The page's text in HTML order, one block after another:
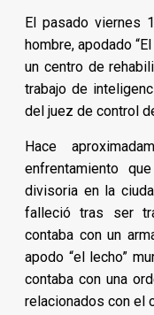
El pasado viernes
hombre, apodado
un centro de
trabajo de
del juez de control
Hace
enfrentamiento
divisoria en la
falleció tras ser
contaba con un
apodo “el lecho”
contaba con una
relacionados con el